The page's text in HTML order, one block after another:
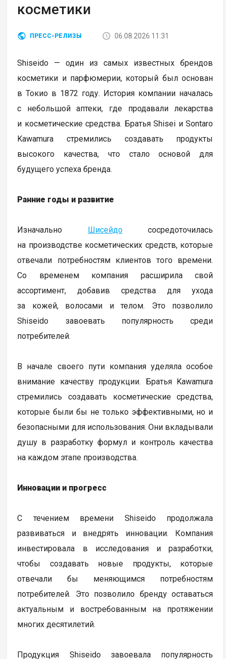
косметики
ПРЕСС-РЕЛИЗЫ 06.08.2026 11:31
Shiseido — один из самых известных брендов
косметики и парфюмерии, который был основан
в Токио в 1872 году. История компании началась
с небольшой аптеки, где продавали лекарства
и косметические средства. Братья Shisei и Sontaro
Kawamura стремились создавать продукты
высокого качества, что стало основой для
будущего успеха бренда.
Ранние годы и развитие
Изначально Шисейдососредоточилась
на производстве косметических средств, которые
отвечали потребностям клиентов того времени.
Со временем компания расширила свой
ассортимент, добавив средства для ухода
за кожей, волосами и телом. Это позволило
Shiseido завоевать популярность среди
потребителей.
В начале своего пути компания уделяла особое
внимание качеству продукции. Братья Kawamura
стремились создавать косметические средства,
которые были бы не только эффективными, но и
безопасными для использования. Они вкладывали
душу в разработку формул и контроль качества
на каждом этапе производства.
Инновации и прогресс
С течением времени Shiseido продолжала
развиваться и внедрять инновации. Компания
инвестировала в исследования и разработки,
чтобы создавать новые продукты, которые
отвечали бы меняющимся потребностям
потребителей. Это позволило бренду оставаться
актуальным и востребованным на протяжении
многих десятилетий.
Продукция Shiseido завоевала популярность